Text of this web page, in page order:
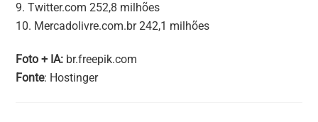
9. Twitter.com 252,8 milhões
10. Mercadolivre.com.br 242,1 milhões
Foto + IA: br.freepik.com
Fonte: Hostinger